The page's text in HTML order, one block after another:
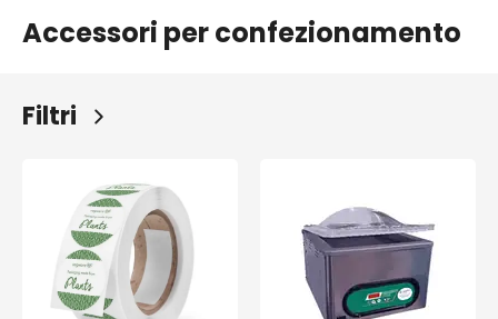
Accessori per confezionamento
Filtri